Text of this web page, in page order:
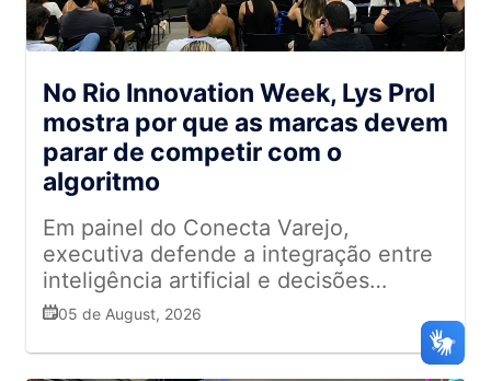
No Rio Innovation Week, Lys Prol
mostra por que as marcas devem
parar de competir com o
algoritmo
Em painel do Conecta Varejo,
executiva defende a integração entre
inteligência artificial e decisões
humanas para aumentar vendas,
personalizar a experiência do cliente e
impulsionar resultados
05 de August, 2026